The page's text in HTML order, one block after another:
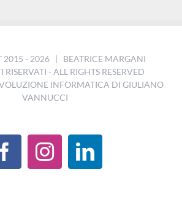
2015 - 2026 | BEATRICE MARGANI
RISERVATI - ALL RIGHTS RESERVED
INFORMATICA DI GIULIANO
VANNUCCI